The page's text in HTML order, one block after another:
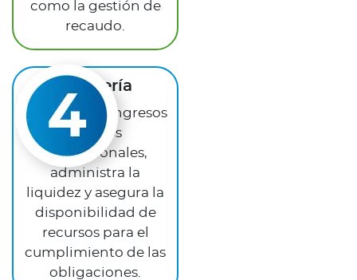
como la gestión de
recaudo.
Tesorería
Gestiona los ingresos
y pagos
institucionales,
administra la
liquidez y asegura la
disponibilidad de
recursos para el
cumplimiento de las
obligaciones.